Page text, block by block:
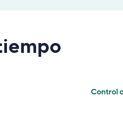
Control